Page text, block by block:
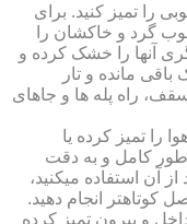
را تمیز کنید. برای
گرد و خاک‏شان را
آنها را خشک کرده و
مانده و تار
راه پله‏ ها و جاهای
را تمیز کرده یا
طور کامل و به دقت
آن استفاده می‏کنید،
کوتاه‏تر انجام دهید.
و بیرون تمیز کرده